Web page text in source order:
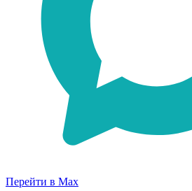
Перейти в Max